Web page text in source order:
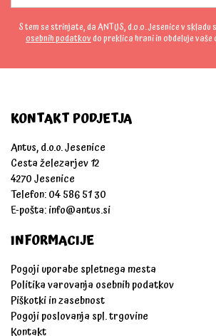
S tem se strinjate, da ANTUS, d.o.o. Jesenice v
osebnih podatkovdo preklica hrani in obdeluje vaše
KONTAKT PODJETJA
Antus, d.o.o. Jesenice
Cesta železarjev 12
4270 Jesenice
Telefon: 04 586 51 30
E-pošta:info@antus.si
INFORMACIJE
Pogoji uporabe spletnega mesta
Politika varovanja osebnih podatkov
Piškotki in zasebnost
Pogoji poslovanja spl. trgovine
Kontakt